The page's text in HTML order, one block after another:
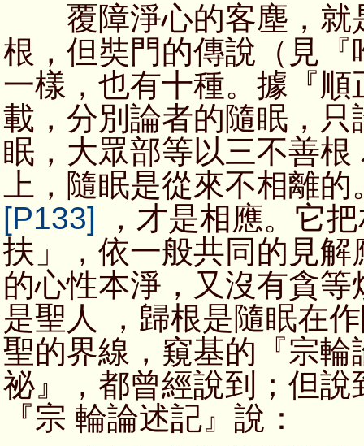
覆障淨心的客塵，就
根，但奘門的傳說（見
一樣，也有十種。據『
載，分別論者的隨眠，
眠，大眾部等以三不善
上，隨眠是從來不相離
[P133] ，才是相應。它
扶」，依一般共同的見
的心性本淨，又沒有貪
是聖人 ，歸根是隨眠在
聖的界線，窺基的『宗
祕』，都曾經說到；但
『宗 輪論述記』說：